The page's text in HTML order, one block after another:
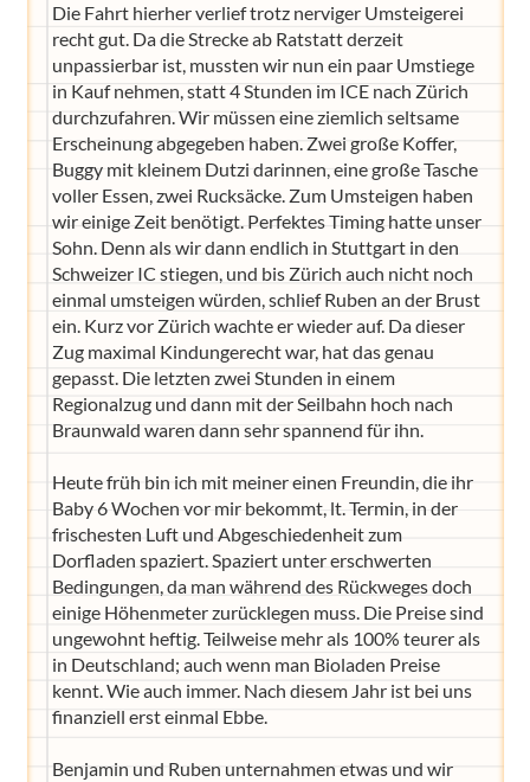
Die Fahrt hierher verlief trotz nerviger Umsteigerei
recht gut. Da die Strecke ab Ratstatt derzeit
unpassierbar ist, mussten wir nun ein paar Umstiege
in Kauf nehmen, statt 4 Stunden im ICE nach Zürich
durchzufahren. Wir müssen eine ziemlich seltsame
Erscheinung abgegeben haben. Zwei große Koffer,
Buggy mit kleinem Dutzi darinnen, eine große Tasche
voller Essen, zwei Rucksäcke. Zum Umsteigen haben
wir einige Zeit benötigt. Perfektes Timing hatte unser
Sohn. Denn als wir dann endlich in Stuttgart in den
Schweizer IC stiegen, und bis Zürich auch nicht noch
einmal umsteigen würden, schlief Ruben an der Brust
ein. Kurz vor Zürich wachte er wieder auf. Da dieser
Zug maximal Kindungerecht war, hat das genau
gepasst. Die letzten zwei Stunden in einem
Regionalzug und dann mit der Seilbahn hoch nach
Braunwald waren dann sehr spannend für ihn.
Heute früh bin ich mit meiner einen Freundin, die ihr
Baby 6 Wochen vor mir bekommt, lt. Termin, in der
frischesten Luft und Abgeschiedenheit zum
Dorfladen spaziert. Spaziert unter erschwerten
Bedingungen, da man während des Rückweges doch
einige Höhenmeter zurücklegen muss. Die Preise sind
ungewohnt heftig. Teilweise mehr als 100% teurer als
in Deutschland; auch wenn man Bioladen Preise
kennt. Wie auch immer. Nach diesem Jahr ist bei uns
finanziell erst einmal Ebbe.
Benjamin und Ruben unternahmen etwas und wir